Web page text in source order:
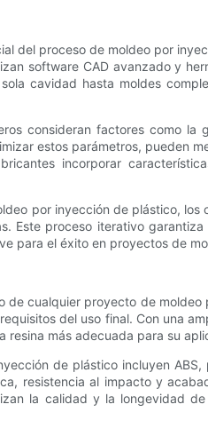
del proceso de moldeo por
software CAD avanzado y
cavidad hasta moldes
consideran factores como
estos parámetros, pueden
incorporar
por inyección de plástico,
Este proceso iterativo
para el éxito en proyectos de
de cualquier proyecto de
del uso final. Con una
más adecuada para su
de plástico incluyen
resistencia al impacto y
la calidad y la longevidad